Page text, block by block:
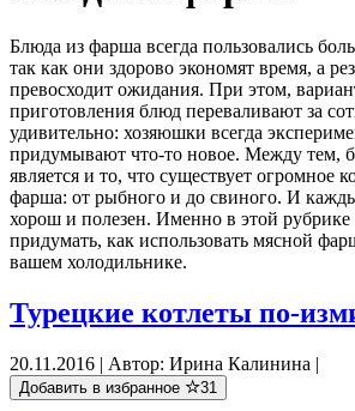
Блюда из фарша всегда пользовались
так как они здорово экономят время, а
превосходит ожидания. При этом,
приготовления блюд переваливают за
удивительно: хозяюшки всегда
придумывают что-то новое. Между тем,
является и то, что существует огромное
фарша: от рыбного и до свиного. И
хорош и полезен. Именно в этой
придумать, как использовать мясной
вашем холодильнике.
Турецкие котлеты по-
20.11.2016 | Автор: Ирина Калинина |
Добавить в избранное 31